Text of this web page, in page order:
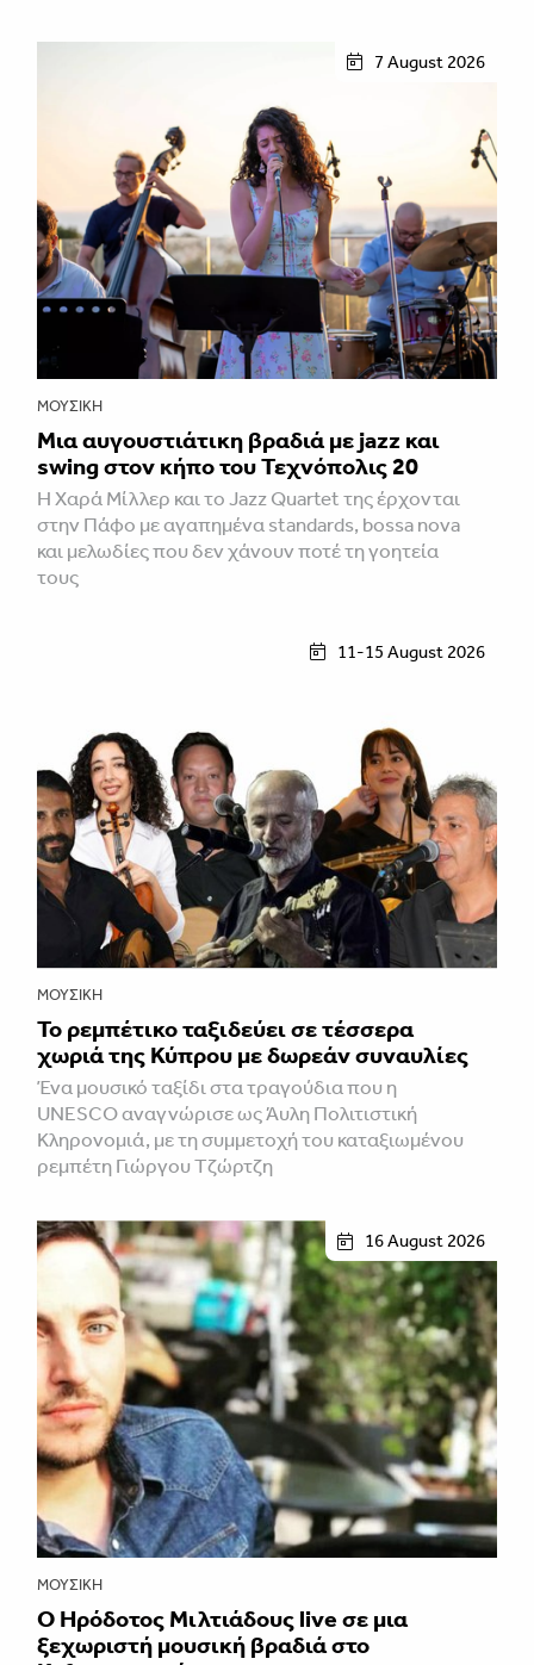
7 August 2026
ΜΟΥΣΙΚΉ
Μια αυγουστιάτικη βραδιά με jazz και
swing στον κήπο του Τεχνόπολις 20
Η Χαρά Μίλλερ και το Jazz Quartet της έρχονται
στην Πάφο με αγαπημένα standards, bossa nova
και μελωδίες που δεν χάνουν ποτέ τη γοητεία
τους
11-15 August 2026
ΜΟΥΣΙΚΉ
Το ρεμπέτικο ταξιδεύει σε τέσσερα
χωριά της Κύπρου με δωρεάν συναυλίες
Ένα μουσικό ταξίδι στα τραγούδια που η
UNESCO αναγνώρισε ως Άυλη Πολιτιστική
Κληρονομιά, με τη συμμετοχή του καταξιωμένου
ρεμπέτη Γιώργου Τζώρτζη
16 August 2026
ΜΟΥΣΙΚΉ
Ο Ηρόδοτος Μιλτιάδους live σε μια
ξεχωριστή μουσική βραδιά στο